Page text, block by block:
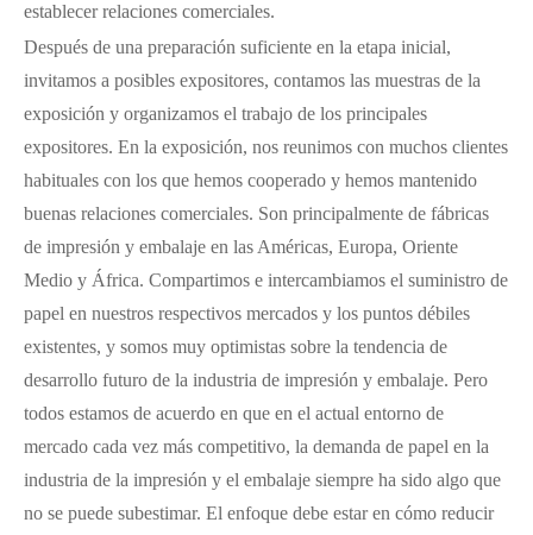
establecer relaciones comerciales.
Después de una preparación suficiente en la etapa inicial,
invitamos a posibles expositores, contamos las muestras de la
exposición y organizamos el trabajo de los principales
expositores. En la exposición, nos reunimos con muchos clientes
habituales con los que hemos cooperado y hemos mantenido
buenas relaciones comerciales. Son principalmente de fábricas
de impresión y embalaje en las Américas, Europa, Oriente
Medio y África. Compartimos e intercambiamos el suministro de
papel en nuestros respectivos mercados y los puntos débiles
existentes, y somos muy optimistas sobre la tendencia de
desarrollo futuro de la industria de impresión y embalaje. Pero
todos estamos de acuerdo en que en el actual entorno de
mercado cada vez más competitivo, la demanda de papel en la
industria de la impresión y el embalaje siempre ha sido algo que
no se puede subestimar. El enfoque debe estar en cómo reducir